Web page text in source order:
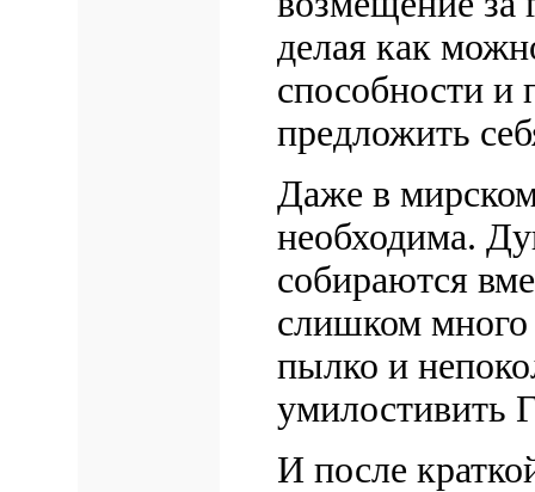
делая как
способности и
предложить
Даже в
необходима.
собираются
слишком
пылко и
умилостивить
И после